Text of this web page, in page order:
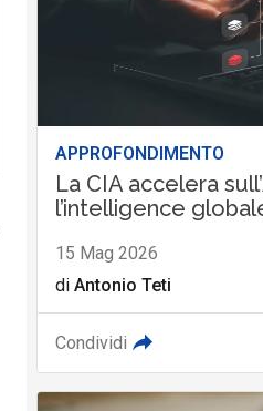
APPROFONDIMENTO
La CIA accelera
l’intelligence
15 Mag 2026
di Antonio Teti
Condividi